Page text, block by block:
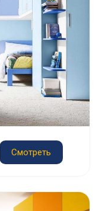
Смотреть